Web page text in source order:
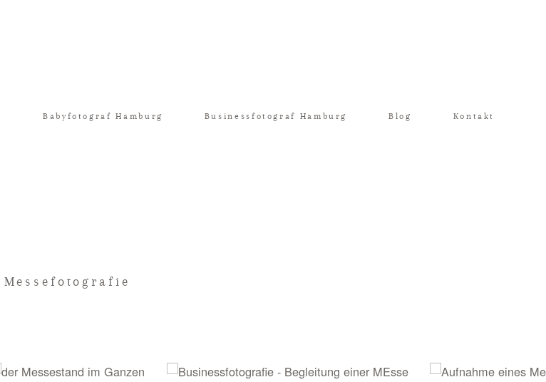
Babyfotograf Hamburg Businessfotograf Hamburg Blog Kontakt
Messefotografie